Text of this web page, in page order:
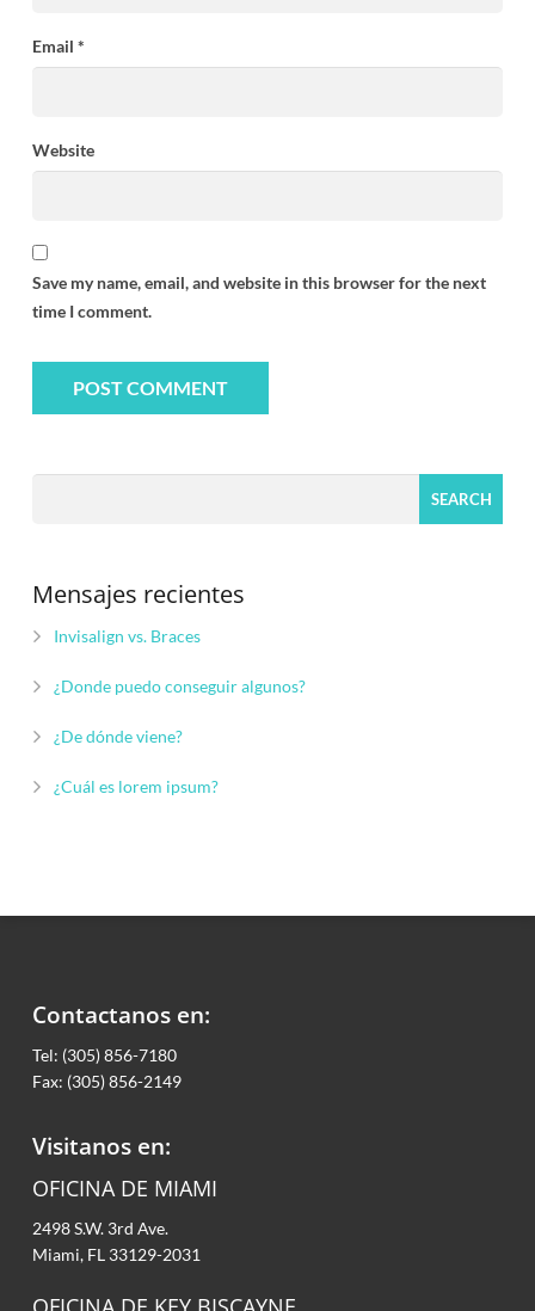
Email *
Website
Save my name, email, and website in this browser for the next
time I comment.
Mensajes recientes
Invisalign vs. Braces
¿Donde puedo conseguir algunos?
¿De dónde viene?
¿Cuál es lorem ipsum?
Contactanos en:
Tel: (305) 856-7180
Fax: (305) 856-2149
Visitanos en:
OFICINA DE MIAMI
2498 S.W. 3rd Ave.
Miami, FL 33129-2031